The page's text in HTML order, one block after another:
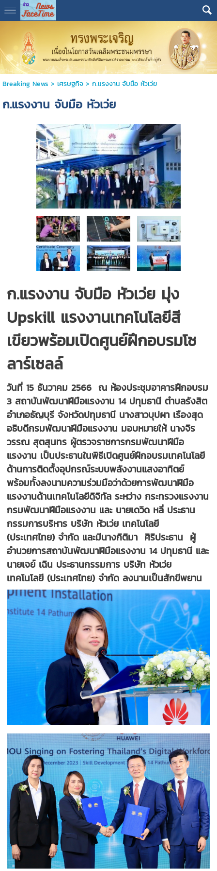
Breaking News > เศรษฐกิจ> ก.แรงงาน จับมือ หัวเว่ย
ก.แรงงาน จับมือ หัวเว่ย
ก.แรงงาน จับมือ หัวเว่ย มุ่ง
Upskill แรงงานเทคโนโลยีสี
เขียวพร้อมเปิดศูนย์ฝึกอบรมโซ
ลาร์เซลล์
วันที่ 15 ธันวาคม 2566 ณ ห้องประชุมอาคารฝึกอบรม
3 สถาบันพัฒนาฝีมือแรงงาน 14 ปทุมธานี ตำบลรังสิต
อำเภอธัญบุรี จังหวัดปทุมธานี นางสาวบุปผา เรืองสุด
อธิบดีกรมพัฒนาฝีมือแรงงาน มอบหมายให้ นางจิร
วรรณ สุตสุนทร ผู้ตรวจราชการกรมพัฒนาฝีมือ
แรงงาน เป็นประธานในพิธีเปิดศูนย์ฝึกอบรมเทคโนโลยี
ด้านการติดตั้งอุปกรณ์ระบบพลังงานแสงอาทิตย์
พร้อมทั้งลงนามความร่วมมือว่าด้วยการพัฒนาฝีมือ
แรงงานด้านเทคโนโลยีดิจิทัล ระหว่าง กระทรวงแรงงาน
กรมพัฒนาฝีมือแรงงาน และ นายเดวิด หลี่ ประธาน
กรรมการบริหาร บริษัท หัวเว่ย เทคโนโลยี
(ประเทศไทย) จำกัด และมีนางกิติมา ศิริประธาน ผู้
อำนวยการสถาบันพัฒนาฝีมือแรงงาน 14 ปทุมธานี และ
นายเจย์ เฉิน ประธานกรรมการ บริษัท หัวเว่ย
เทคโนโลยี (ประเทศไทย) จำกัด ลงนามเป็นสักขีพยาน